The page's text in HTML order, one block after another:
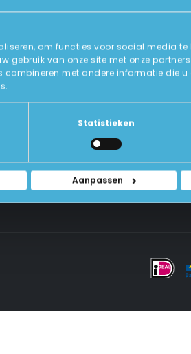
om functies voor social media te
gebruik van onze site met onze
met andere informatie die u
Statistieken
Aanpassen
INFORMATIE
Over Ons
U-Pas
Contact Met Ons Opnemen